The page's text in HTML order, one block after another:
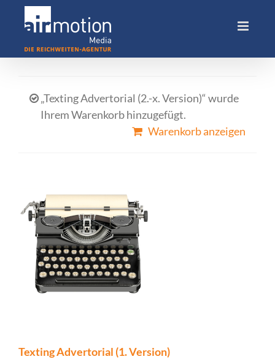
„Texting Advertorial (2.-x. Version)“ wurde
Ihrem Warenkorb hinzugefügt.
Warenkorb anzeigen
Texting Advertorial (1. Version)